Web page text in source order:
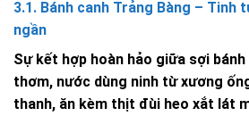
3.1. Bánh canh Trảng Bàng – Tinh
ngần
Sự kết hợp hoàn hảo giữa sợi
thơm, nước dùng ninh từ xương
thanh, ăn kèm thịt đùi heo xắt lát